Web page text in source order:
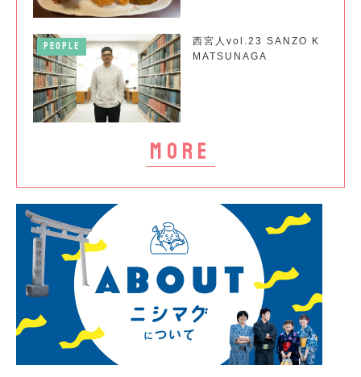
more
PEOPLE
西宮人vol.23 SANZO K
MATSUNAGA